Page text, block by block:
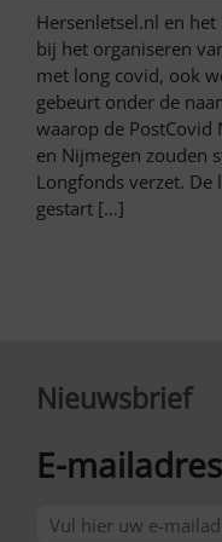
Hersenletsel.nl en
bij het organiseren
met long covid, ook
gebeurt onder de
waarop de PostCovid
en Nijmegen zouden
Longfonds verzet.
gestart […]
Nieuwsbrief
E-mailadres